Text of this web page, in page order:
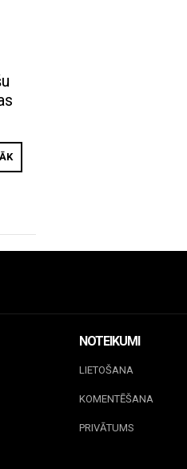
NOTEIKUMI
LIETOŠANA
KOMENTĒŠANA
PRIVĀTUMS